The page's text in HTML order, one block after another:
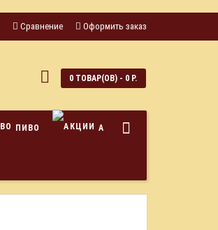
Сравнение Оформить заказ
0 ТОВАР(ОВ) - 0 Р.
ПИВО АКЦИИ